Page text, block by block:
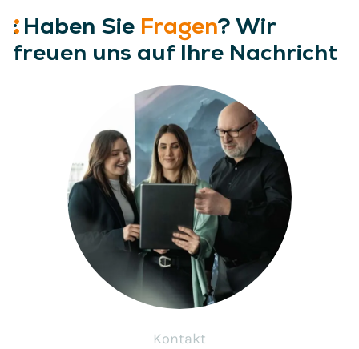
:Haben Sie Fragen? Wir
freuen uns auf Ihre Nachricht
Kontakt